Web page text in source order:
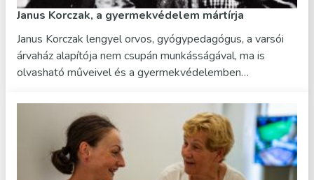
Janus Korczak, a gyermekvédelem mártírja
Janus Korczak lengyel orvos, gyógypedagógus, a varsói
árvaház alapítója nem csupán munkásságával, ma is
olvasható műveivel és a gyermekvédelemben…